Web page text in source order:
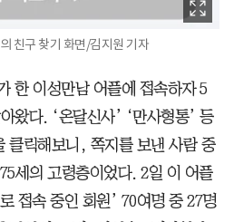
친구 찾기 화면/김지원 기자
한 이성만남 어플에 접속하자 5
왔다. ‘온달신사’ ‘만사형통’ 등
클릭해보니, 쪽지를 보낸 사람 중
세의 고령층이었다. 2일 이 어플
접속 중인 회원’ 70여명 중 27명